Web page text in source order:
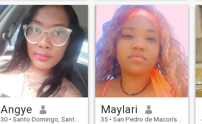
Angye
30 • Santo Domingo, Santo Domingo, Rep. Dominicana
Maylari
35 • San Pedro de Macorís, San Pedro de Macorís, Rep. Dominicana